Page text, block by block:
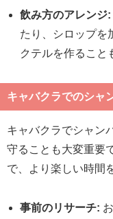
飲み方のアレンジ:
たり、シロップを
クテルを作ること
キャバクラでのシャ
キャバクラでシャン
守ることも大変重要
で、より楽しい時間
事前のリサーチ: